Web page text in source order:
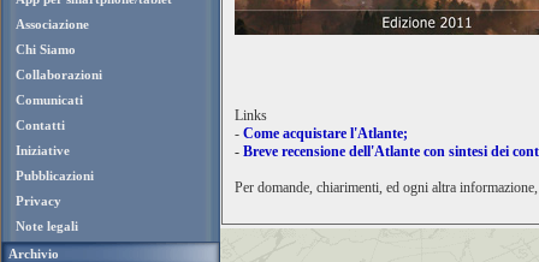
Associazione
Chi Siamo
Collaborazioni
Comunicati
Contatti
Iniziative
Pubblicazioni
Privacy
Note legali
Archivio
Links
- Come acquistare l'Atlante;
- Breve recensione dell'Atlante con sintesi dei
Per domande, chiarimenti, ed ogni altra